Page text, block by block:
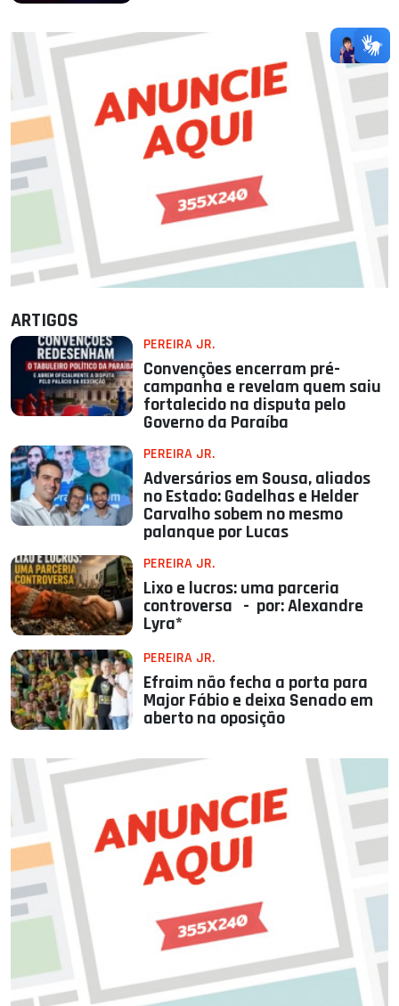
ARTIGOS
PEREIRA JR.
Convenções encerram pré-
campanha e revelam quem saiu
fortalecido na disputa pelo
Governo da Paraíba
PEREIRA JR.
Adversários em Sousa, aliados
no Estado: Gadelhas e Helder
Carvalho sobem no mesmo
palanque por Lucas
PEREIRA JR.
Lixo e lucros: uma parceria
controversa - por: Alexandre
Lyra*
PEREIRA JR.
Efraim não fecha a porta para
Major Fábio e deixa Senado em
aberto na oposição